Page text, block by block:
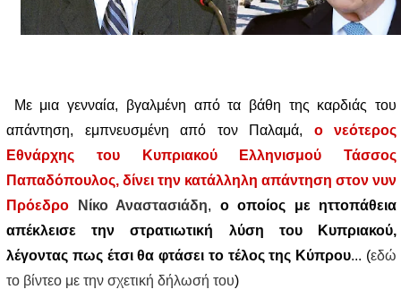
Με μια γενναία, βγαλμένη από τα βάθη της καρδιάς του
απάντηση, εμπνευσμένη από τον Παλαμά, ο νεότερος
Εθνάρχης του Κυπριακού Ελληνισμού Τάσσος
Παπαδόπουλος, δίνει την κατάλληλη απάντηση στον νυν
Πρόεδρο
Νίκο Αναστασιάδη, ο οποίος με ηττοπάθεια
απέκλεισε την στρατιωτική λύση του Κυπριακού,
λέγοντας πως έτσι θα φτάσει το τέλος της Κύπρου... (εδώ
το βίντεο με την σχετική δήλωσή του)